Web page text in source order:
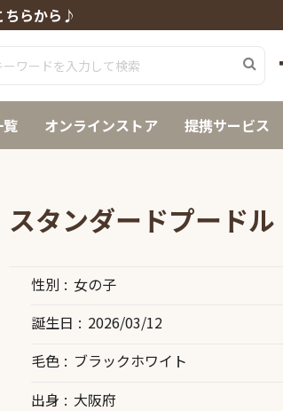
ちらから♪
オンラインストア 提携サービス
スタンダードプードル
性別
女の子
誕生日
2026/03/12
毛色
ブラックホワイト
出身
大阪府